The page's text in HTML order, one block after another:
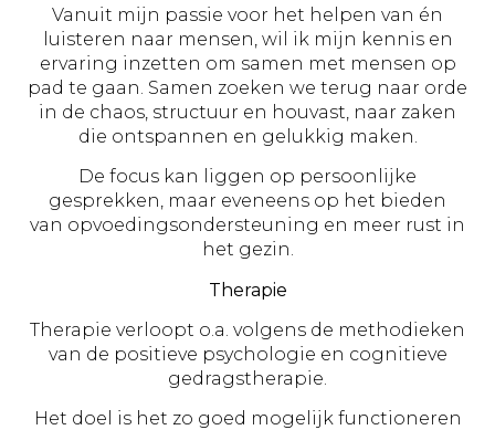
Vanuit mijn passie voor het helpen van én
luisteren naar mensen, wil ik mijn kennis en
ervaring inzetten om samen met mensen op
pad te gaan. Samen zoeken we terug naar orde
in de chaos, structuur en houvast, naar zaken
die ontspannen en gelukkig maken.
De focus kan liggen op persoonlijke
gesprekken, maar eveneens op het bieden
van opvoedingsondersteuning en meer rust in
het gezin.
Therapie
Therapie verloopt o.a. volgens de methodieken
van de positieve psychologie en cognitieve
gedragstherapie.
Het doel is het zo goed mogelijk functioneren